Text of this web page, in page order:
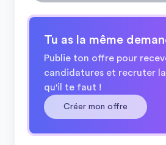
Tu as la même
Publie ton offre pour
candidatures et recruter
qu'il te faut !
Créer mon offre